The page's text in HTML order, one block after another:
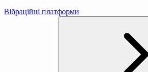
Вібраційні платформи